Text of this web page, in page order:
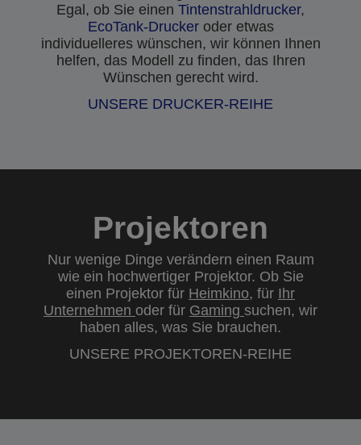
Egal, ob Sie einen Tintenstrahldrucker,
EcoTank-Druckeroder etwas
individuelleres wünschen, wir können Ihnen
helfen, das Modell zu finden, das Ihren
Wünschen gerecht wird.
UNSERE DRUCKER-REIHE
Projektoren
Nur wenige Dinge verändern einen Raum
wie ein hochwertiger Projektor. Ob Sie
einen Projektor für Heimkino, für Ihr
Unternehmen oder für Gaming suchen, wir
haben alles, was Sie brauchen.
UNSERE PROJEKTOREN-REIHE